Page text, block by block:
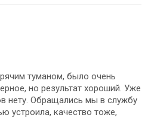
туманом, было очень
но результат хороший. Уже
нету. Обращались мы в службу
устроила, качество тоже,